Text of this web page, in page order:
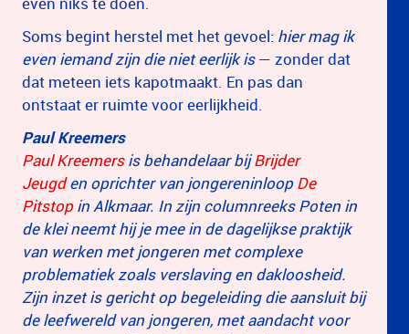
Soms begint herstel met het gevoel: hier mag ik
even iemand zijn die niet eerlijk is— zonder dat
dat meteen iets kapotmaakt. En pas dan
ontstaat er ruimte voor eerlijkheid.
Paul Kreemers
Paul Kreemersis behandelaar bij Brijder
Jeugden oprichter van jongereninloopDe
Pitstopin Alkmaar. In zijn columnreeks Poten in
de klei neemt hij je mee in de dagelijkse praktijk
van werken met jongeren met complexe
problematiek zoals verslaving en dakloosheid.
Zijn inzet is gericht op begeleiding die aansluit bij
de leefwereld van jongeren, met aandacht voor